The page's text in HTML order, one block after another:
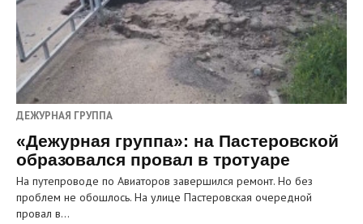
ДЕЖУРНАЯ ГРУППА
«Дежурная группа»: на Пастеровской
образовался провал в тротуаре
На путепроводе по Авиаторов завершился ремонт. Но без
проблем не обошлось. На улице Пастеровская очередной
провал в…